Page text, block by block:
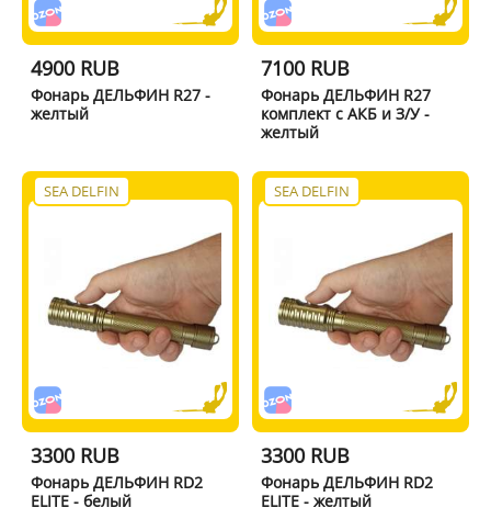
4900 RUB
Фонарь ДЕЛЬФИН R27 -
желтый
7100 RUB
Фонарь ДЕЛЬФИН R27
комплект с АКБ и З/У -
желтый
SEA DELFIN
3300 RUB
Фонарь ДЕЛЬФИН RD2
ELITE - белый
SEA DELFIN
3300 RUB
Фонарь ДЕЛЬФИН RD2
ELITE - желтый